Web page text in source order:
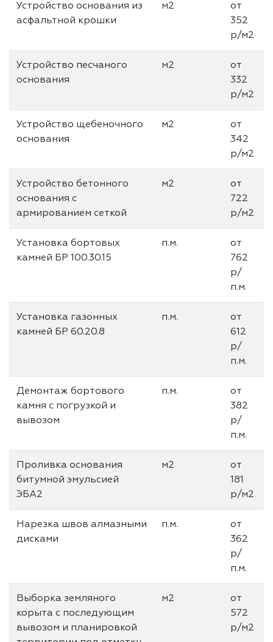
Устройство основания из
асфальтной крошки
м2
от
352
р/м2
Устройство песчаного
основания
м2
от
332
р/м2
Устройство щебеночного
основания
м2
от
342
р/м2
Устройство бетонного
основания с
армированием сеткой
м2
от
722
р/м2
Установка бортовых
камней БР 100.30.15
п.м.
от
762
р/
п.м.
Установка газонных
камней БР 60.20.8
п.м.
от
612
р/
п.м.
Демонтаж бортового
камня с погрузкой и
вывозом
п.м.
от
382
р/
п.м.
Проливка основания
битумной эмульсией
ЭБА2
м2
от
181
р/м2
Нарезка швов алмазными
дисками
п.м.
от
362
р/
п.м.
Выборка земляного
корыта с последующим
вывозом и планировкой
м2
от
572
р/м2